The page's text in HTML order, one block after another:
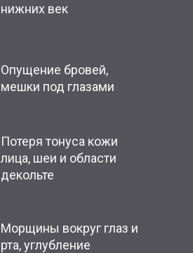
нижних век
Опущение бровей,
мешки под глазами
Потеря тонуса кожи
лица, шеи и области
декольте
Морщины вокруг глаз и
рта, углубление